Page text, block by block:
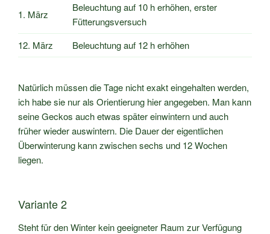
1. März
Beleuchtung auf 10 h erhöhen, erster
Fütterungsversuch
12. März
Beleuchtung auf 12 h erhöhen
Natürlich müssen die Tage nicht exakt eingehalten werden,
ich habe sie nur als Orientierung hier angegeben. Man kann
seine Geckos auch etwas später einwintern und auch
früher wieder auswintern. Die Dauer der eigentlichen
Überwinterung kann zwischen sechs und 12 Wochen
liegen.
Variante 2
Steht für den Winter kein geeigneter Raum zur Verfügung